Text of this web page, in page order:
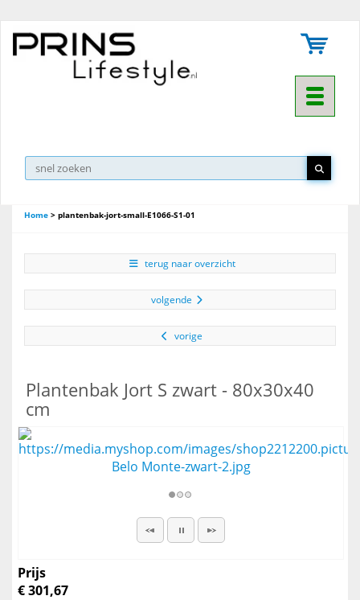
Toggle
Home > plantenbak-jort-small-E1066-S1-01
terug naar overzicht
volgende
vorige
Plantenbak Jort S zwart - 80x30x40
cm
Prijs
€ 301,67